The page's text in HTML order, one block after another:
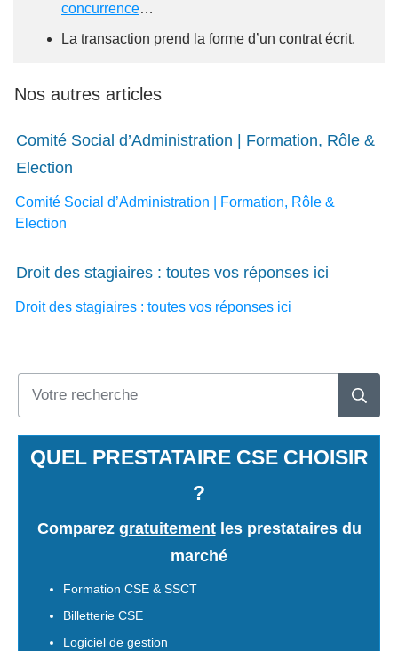
concurrence…
La transaction prend la forme d’un contrat écrit.
Nos autres articles
Comité Social d’Administration | Formation, Rôle &
Election
Comité Social d’Administration | Formation, Rôle &
Election
Droit des stagiaires : toutes vos réponses ici
Droit des stagiaires : toutes vos réponses ici
QUEL PRESTATAIRE CSE CHOISIR
?
Comparez gratuitementles prestataires du
marché
Formation CSE & SSCT
Billetterie CSE
Logiciel de gestion